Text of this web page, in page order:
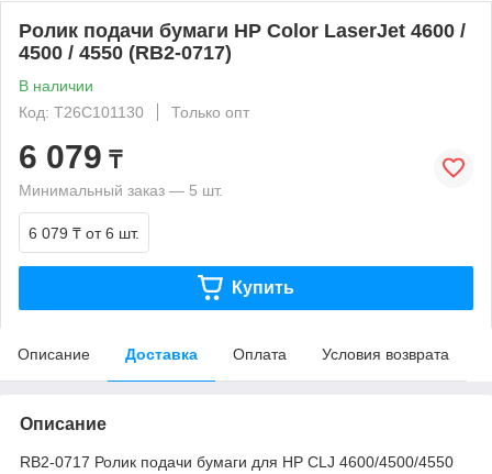
Ролик подачи бумаги HP Color LaserJet 4600 /
4500 / 4550 (RB2-0717)
В наличии
Код: T26C101130
Только опт
6 079 ₸
Минимальный заказ — 5 шт.
6 079 ₸ от 6 шт.
Купить
Описание Доставка Оплата Условия возврата
Описание
RB2-0717 Ролик подачи бумаги для HP CLJ 4600/4500/4550